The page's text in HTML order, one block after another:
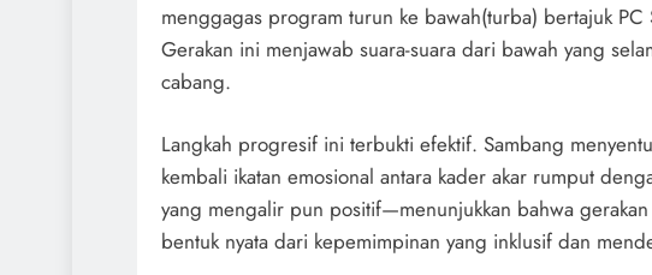
menggagas program turun ke bawah(turba) bertajuk
Gerakan ini menjawab suara-suara dari bawah yang
cabang.
Langkah progresif ini terbukti efektif. Sambang
kembali ikatan emosional antara kader akar rumput
yang mengalir pun positif—menunjukkan bahwa
bentuk nyata dari kepemimpinan yang inklusif dan